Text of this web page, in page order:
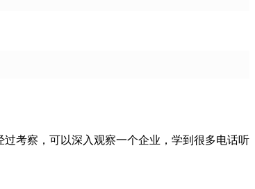
考察，可以深入观察一个企业，学到很多电话听